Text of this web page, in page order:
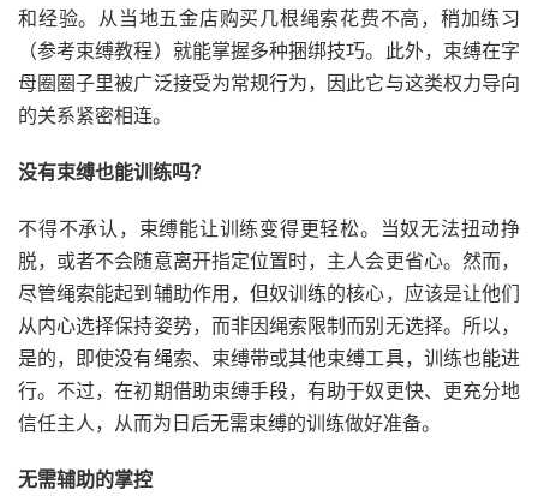
和经验。从当地五金店购买几根绳索花费不高，稍加练习
（参考束缚教程）就能掌握多种捆绑技巧。此外，束缚在字
母圈圈子里被广泛接受为常规行为，因此它与这类权力导向
的关系紧密相连。
没有束缚也能训练吗？
不得不承认，束缚能让训练变得更轻松。当奴无法扭动挣
脱，或者不会随意离开指定位置时，主人会更省心。然而，
尽管绳索能起到辅助作用，但奴训练的核心，应该是让他们
从内心选择保持姿势，而非因绳索限制而别无选择。所以，
是的，即使没有绳索、束缚带或其他束缚工具，训练也能进
行。不过，在初期借助束缚手段，有助于奴更快、更充分地
信任主人，从而为日后无需束缚的训练做好准备。
无需辅助的掌控